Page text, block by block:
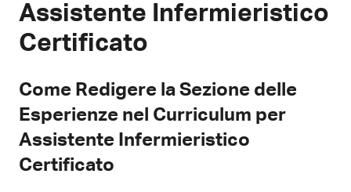
Assistente Infermieristico
Certificato
Come Redigere la Sezione delle
Esperienze nel Curriculum per
Assistente Infermieristico
Certificato